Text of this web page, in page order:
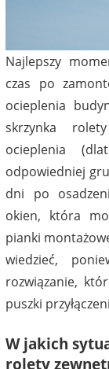
Najlepszy
czas po
ocieplenia
skrzynka
ocieplenia
odpowiedniej
dni po
okien, która
pianki
wiedzieć,
rozwiązanie,
puszki
W jakich
rolety